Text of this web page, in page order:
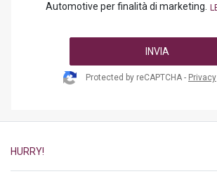
Automotive per finalità di marketing.
INVIA
Protected by reCAPTCHA - Privacy
HURRY!